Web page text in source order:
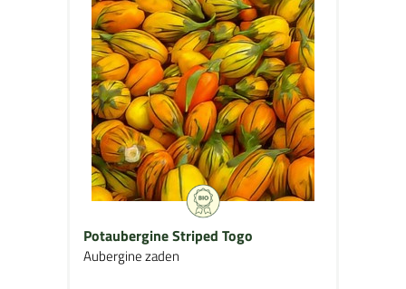
Potaubergine Striped Togo
Aubergine zaden